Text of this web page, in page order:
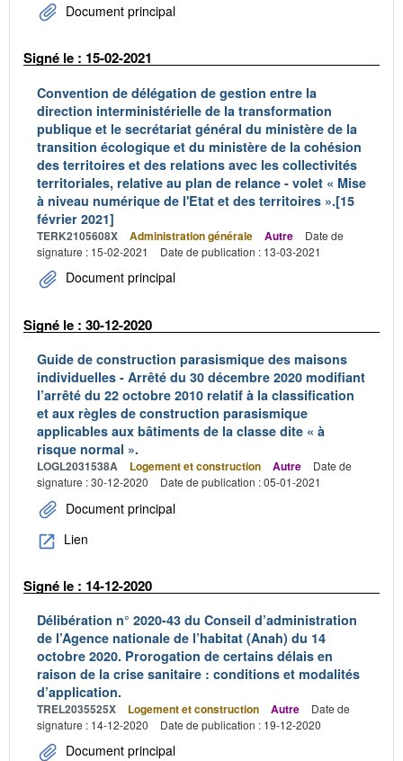
Document principal
Signé le : 15-02-2021
Convention de délégation de gestion entre la
direction interministérielle de la transformation
publique et le secrétariat général du ministère de la
transition écologique et du ministère de la cohésion
des territoires et des relations avec les collectivités
territoriales, relative au plan de relance - volet « Mise
à niveau numérique de l'Etat et des territoires ».[15
février 2021]
TERK2105608X Administration générale Autre
Date de
signature : 15-02-2021
Date de publication : 13-03-2021
Document principal
Signé le : 30-12-2020
Guide de construction parasismique des maisons
individuelles - Arrêté du 30 décembre 2020 modifiant
l’arrêté du 22 octobre 2010 relatif à la classification
et aux règles de construction parasismique
applicables aux bâtiments de la classe dite « à
risque normal ».
LOGL2031538A Logement et construction Autre
Date de
signature : 30-12-2020
Date de publication : 05-01-2021
Document principal
Lien
Signé le : 14-12-2020
Délibération n° 2020-43 du Conseil d’administration
de l’Agence nationale de l’habitat (Anah) du 14
octobre 2020. Prorogation de certains délais en
raison de la crise sanitaire : conditions et modalités
d’application.
TREL2035525X Logement et construction Autre
Date de
signature : 14-12-2020
Date de publication : 19-12-2020
Document principal